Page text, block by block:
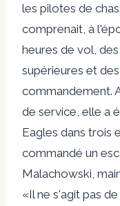
les pilotes de
comprenait, à
heures de vol,
supérieures et
commandement.
de service, elle a
Eagles dans trois
commandé un
Malachowski,
«Il ne s'agit pas